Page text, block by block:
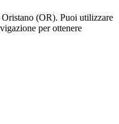
(OR). Puoi utilizzare
per ottenere